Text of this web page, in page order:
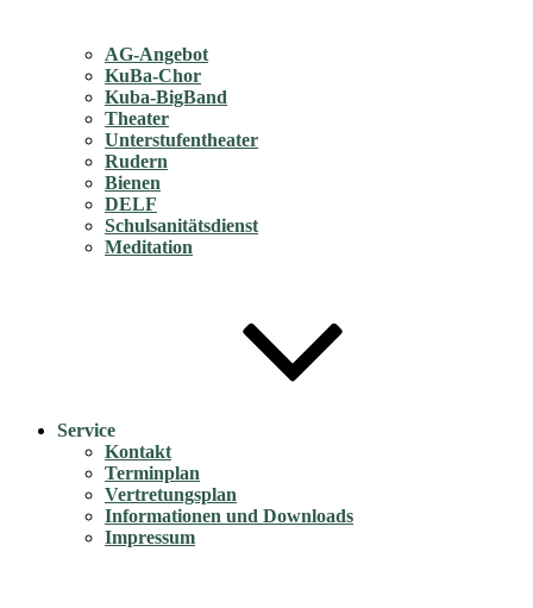
AG-Angebot
KuBa-Chor
Kuba-BigBand
Theater
Unterstufentheater
Rudern
Bienen
DELF
Schulsanitätsdienst
Meditation
Service
Kontakt
Terminplan
Vertretungsplan
Informationen und Downloads
Impressum